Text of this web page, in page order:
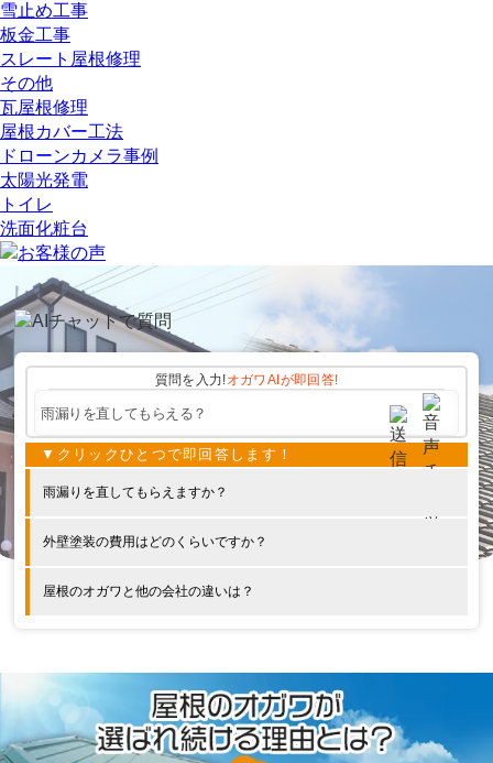
雪止め工事
板金工事
スレート屋根修理
その他
瓦屋根修理
屋根カバー工法
ドローンカメラ事例
太陽光発電
トイレ
洗面化粧台
質問を入力!オガワAIが即回答!
雨漏りを直してもらえますか？
外壁塗装の費用はどのくらいですか？
屋根のオガワと他の会社の違いは？